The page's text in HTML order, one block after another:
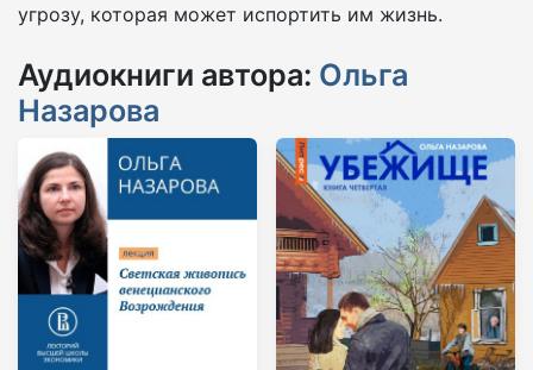
угрозу, которая может испортить им жизнь.
Аудиокниги автора: Ольга
Назарова